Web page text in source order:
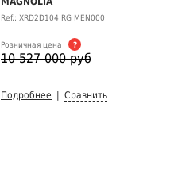
Ref.: XRD2D104 RG MEN000
Розничная цена ?
10 527 000 руб
Подробнее Сравнить